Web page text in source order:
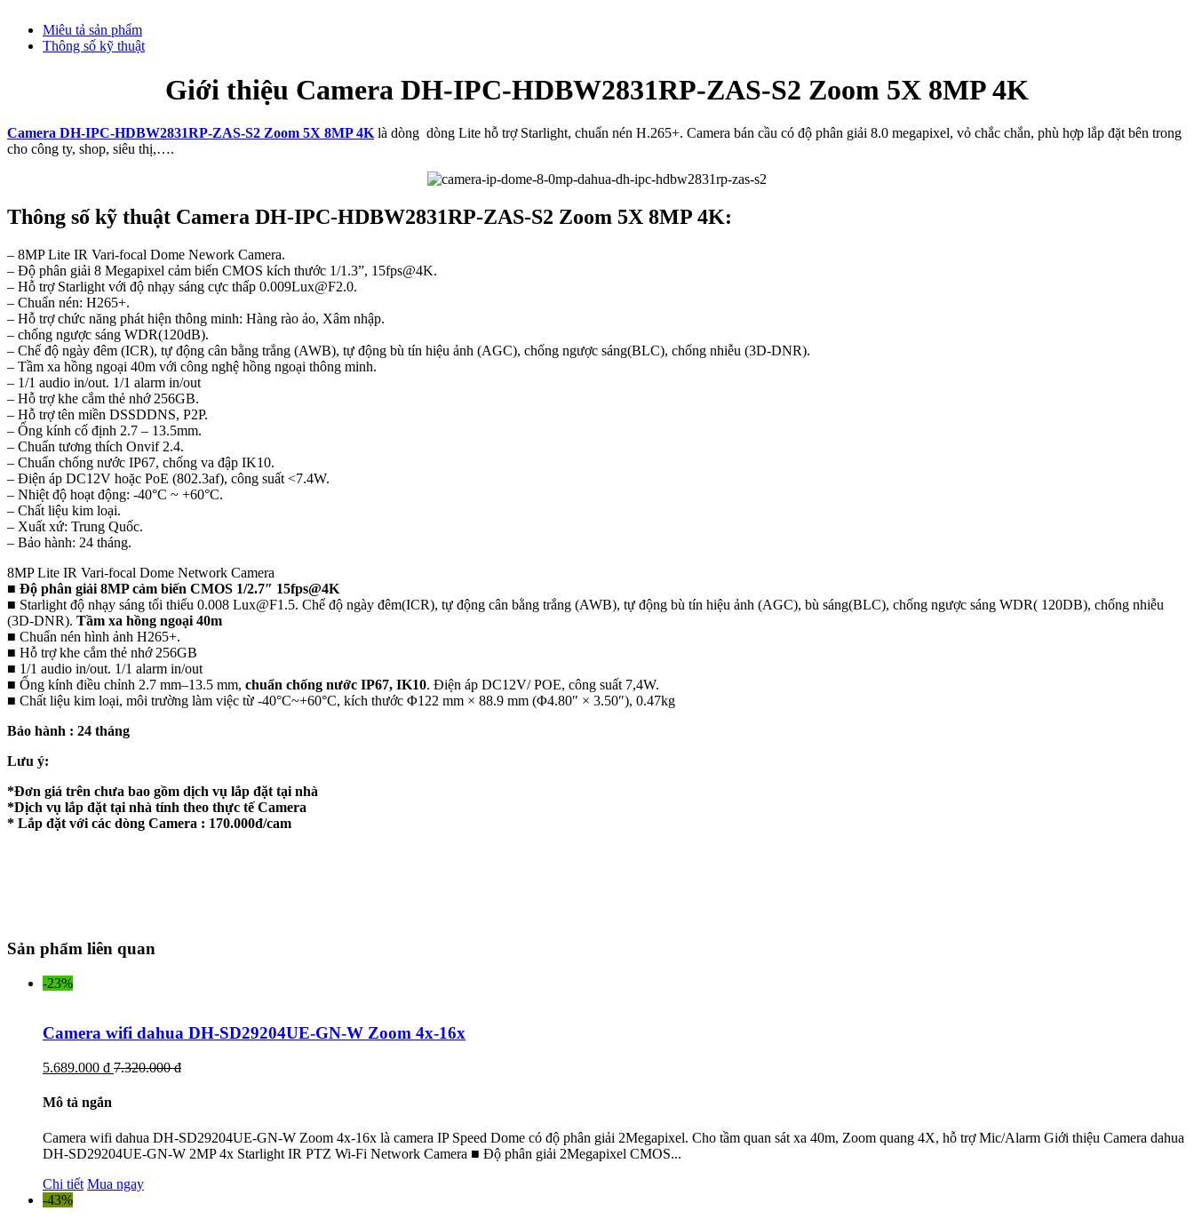
Miêu tả sản phẩm
Thông số kỹ thuật
Giới thiệu Camera DH-IPC-HDBW2831RP-ZAS-S2 Zoom 5X 8MP 4K
Camera DH-IPC-HDBW2831RP-ZAS-S2 Zoom 5X 8MP 4K là dòng dòng Lite hỗ trợ Starlight, chuẩn nén H.265+. Camera bán cầu có độ phân giải 8.0 megapixel, vỏ chắc chắn, phù hợp lắp đặt bên trong
cho công ty, shop, siêu thị,….
Thông số kỹ thuật Camera DH-IPC-HDBW2831RP-ZAS-S2 Zoom 5X 8MP 4K:
– 8MP Lite IR Vari-focal Dome Nework Camera.
– Độ phân giải 8 Megapixel cảm biến CMOS kích thước 1/1.3”, 15fps@4K.
– Hỗ trợ Starlight với độ nhạy sáng cực thấp 0.009Lux@F2.0.
– Chuẩn nén: H265+.
– Hỗ trợ chức năng phát hiện thông minh: Hàng rào ảo, Xâm nhập.
– chống ngược sáng WDR(120dB).
– Chế độ ngày đêm (ICR), tự động cân bằng trắng (AWB), tự động bù tín hiệu ảnh (AGC), chống ngược sáng(BLC), chống nhiễu (3D-DNR).
– Tầm xa hồng ngoại 40m với công nghệ hồng ngoại thông minh.
– 1/1 audio in/out. 1/1 alarm in/out
– Hỗ trợ khe cắm thẻ nhớ 256GB.
– Hỗ trợ tên miền DSSDDNS, P2P.
– Ống kính cố định 2.7 – 13.5mm.
– Chuẩn tương thích Onvif 2.4.
– Chuẩn chống nước IP67, chống va đập IK10.
– Điện áp DC12V hoặc PoE (802.3af), công suất <7.4W.
– Nhiệt độ hoạt động: -40°C ~ +60°C.
– Chất liệu kim loại.
– Xuất xứ: Trung Quốc.
– Bảo hành: 24 tháng.
8MP Lite IR Vari-focal Dome Network Camera
■ Độ phân giải 8MP cảm biến CMOS 1/2.7″ 15fps@4K
■ Starlight độ nhạy sáng tối thiểu 0.008 Lux@F1.5. Chế độ ngày đêm(ICR), tự động cân bằng trắng (AWB), tự động bù tín hiệu ảnh (AGC), bù sáng(BLC), chống ngược sáng WDR( 120DB), chống nhiễu
(3D-DNR). Tầm xa hồng ngoại 40m
■ Chuẩn nén hình ảnh H265+.
■ Hỗ trợ khe cắm thẻ nhớ 256GB
■ 1/1 audio in/out. 1/1 alarm in/out
■ Ống kính điều chỉnh 2.7 mm–13.5 mm, chuẩn chống nước IP67, IK10. Điện áp DC12V/ POE, công suất 7,4W.
■ Chất liệu kim loại, môi trường làm việc từ -40°C~+60°C, kích thước Φ122 mm × 88.9 mm (Φ4.80″ × 3.50″), 0.47kg
Bảo hành : 24 tháng
Lưu ý:
*Đơn giá trên chưa bao gồm dịch vụ lắp đặt tại nhà
*Dịch vụ lắp đặt tại nhà tính theo thực tế Camera
* Lắp đặt với các dòng Camera : 170.000đ/cam
Sản phẩm liên quan
-23%
Camera wifi dahua DH-SD29204UE-GN-W Zoom 4x-16x
5.689.000 đ 7.320.000 đ
Mô tả ngắn
Camera wifi dahua DH-SD29204UE-GN-W Zoom 4x-16x là camera IP Speed Dome có độ phân giải 2Megapixel. Cho tầm quan sát xa 40m, Zoom quang 4X, hỗ trợ Mic/Alarm Giới thiệu Camera dahua
DH-SD29204UE-GN-W 2MP 4x Starlight IR PTZ Wi-Fi Network Camera ■ Độ phân giải 2Megapixel CMOS...
Chi tiết Mua ngay
-43%